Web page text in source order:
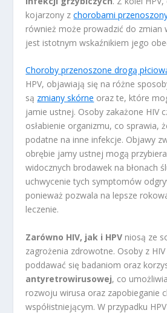
kojarzony zchorobami
również może prowadzić do zmian
jest istotnym wskaźnikiem jego
Choroby przenoszone drogą
HPV, objawiają się na różne
są zmiany skórne oraz te, które
jamie ustnej. Osoby zakażone HIV
osłabienie organizmu, co sprawia,
podatne na inne infekcje. Objawy
obrębie jamy ustnej mogą
widocznych brodawek na błonach
uchwycenie tych symptomów
ponieważ pozwala na lepsze
leczenie.
Zarówno HIV, jak i HPV niosą ze
zagrożenia zdrowotne. Osoby z
poddawać się badaniom oraz
antyretrowirusowej, co
rozwoju wirusa oraz zapobieganie
współistniejącym. W przypadku